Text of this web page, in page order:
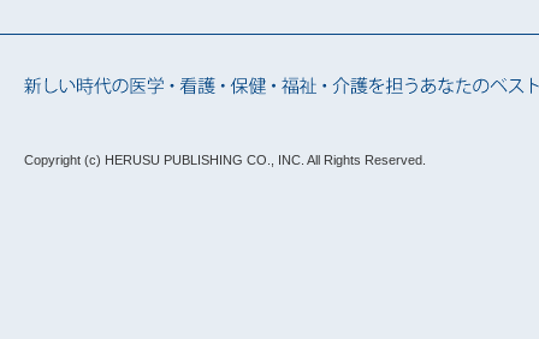
Copyright (c) HERUSU PUBLISHING CO., INC. All Rights Reserved.